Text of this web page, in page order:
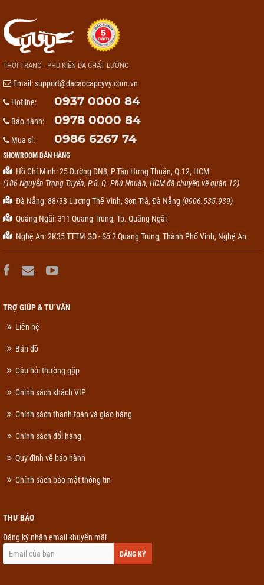
THỜI TRANG - PHỤ KIỆN DA CHẤT LƯỢNG
Email:support@dacaocapcyvy.com.vn
Hotline:
0937 0000 84
Bảo hành: 0978 0000 84
Mua sỉ: 0986 6267 74
SHOWROOM BÁN HÀNG
Hồ Chí Minh: 25 Đường DN8, P.Tân Hưng Thuận, Q.12, HCM
(186 Nguyễn Trọng Tuyển, P.8, Q. Phú Nhuận, HCM đã chuyển về quận 12)
Đà Nẵng: 88/33 Lương Thế Vinh, Sơn Trà, Đà Nẵng (0906.535.939)
Quảng Ngãi: 311 Quang Trung, Tp. Quãng Ngãi
Nghệ An: 2K35 TTTM GO - Số 2 Quang Trung, Thành Phố Vinh, Nghệ An
TRỢ GIÚP & TƯ VẤN
Liên hệ
Bản đồ
Câu hỏi thường gặp
Chính sách khách VIP
Chính sách thanh toán và giao hàng
Chính sách đổi hàng
Quy định về bảo hành
Chính sách bảo mật thông tin
THƯ BÁO
Đăng ký nhận email khuyến mãi
ĐĂNG KÝ